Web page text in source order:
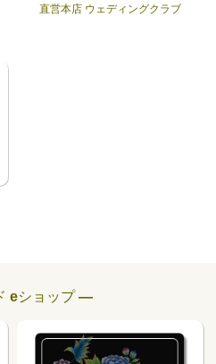
直営本店 ウェディングクラブ
eショップ ―